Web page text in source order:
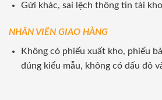
Gửi khác, sai lệch thông tin tài
NHÂN VIÊN GIAO HÀNG
Không có phiếu xuất kho, phiếu
đúng kiểu mẫu, không có dấu đỏ